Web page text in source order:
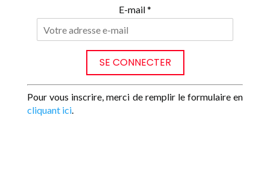
E-mail *
Pour vous inscrire, merci de remplir le formulaire en
cliquant ici.